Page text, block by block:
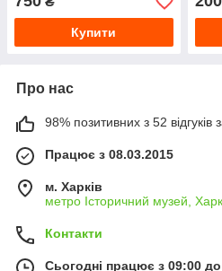
Італії
Купити
Про нас
98% позитивних з 52 відгуків
Працює з 08.03.2015
м. Харків
метро Історичний музей,
Контакти
Сьогодні працює з 09:00